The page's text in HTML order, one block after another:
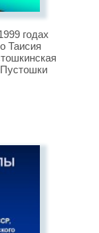
годах
Таисия